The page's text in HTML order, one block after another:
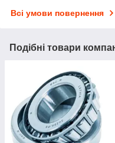
Всі умови повернення
Подібні товари